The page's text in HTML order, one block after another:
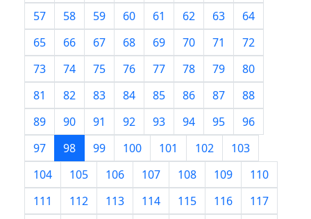
57
58 59 60 61 62 63
64
65
66 67 68 69 70 71
72
73
74 75 76 77 78 79
80
81
82 83 84 85 86 87
88
89
90 91 92 93 94 95
96
97
98 99 100 101 102
103
104
105 106 107 108 109
110
111
112 113 114 115 116
117